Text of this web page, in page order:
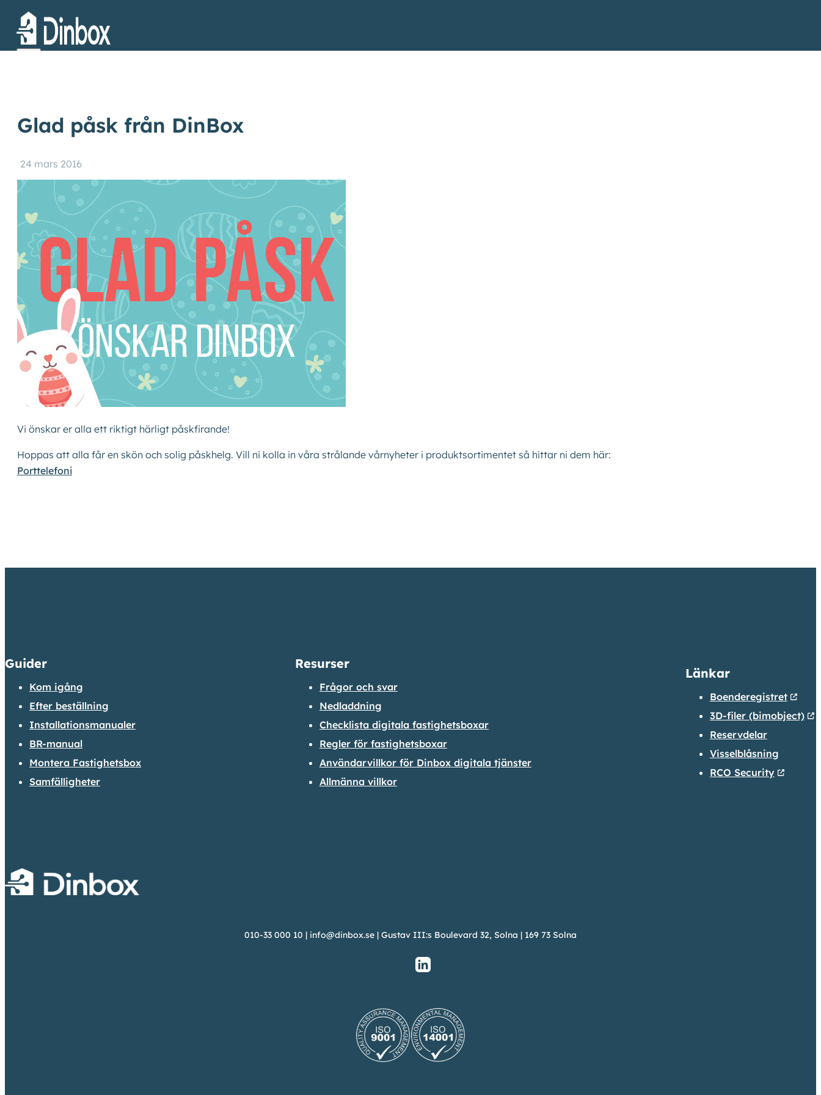
Glad påsk från DinBox
24 mars 2016
Vi önskar er alla ett riktigt härligt påskfirande!
Hoppas att alla får en skön och solig påskhelg. Vill ni kolla in våra strålande vårnyheter i produktsortimentet så hittar ni dem här:
Porttelefoni
Guider
Kom igång
Efter beställning
Installationsmanualer
BR-manual
Montera Fastighetsbox
Samfälligheter
Resurser
Frågor och svar
Nedladdning
Checklista digitala fastighetsboxar
Regler för fastighetsboxar
Användarvillkor för Dinbox digitala tjänster
Allmänna villkor
Länkar
Boenderegistret
3D-filer (bimobject)
Reservdelar
Visselblåsning
RCO Security
010-33 000 10 | info@dinbox.se | Gustav III:s Boulevard 32, Solna | 169 73 Solna